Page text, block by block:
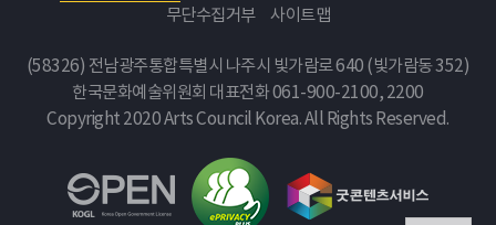
무단수집거부
사이트맵
(58326) 전남광주통합특별시 나주시 빛가람로 640 (빛가람동 352)
한국문화예술위원회 대표전화 061-900-2100, 2200
Copyright 2020 Arts Council Korea. All Rights Reserved.